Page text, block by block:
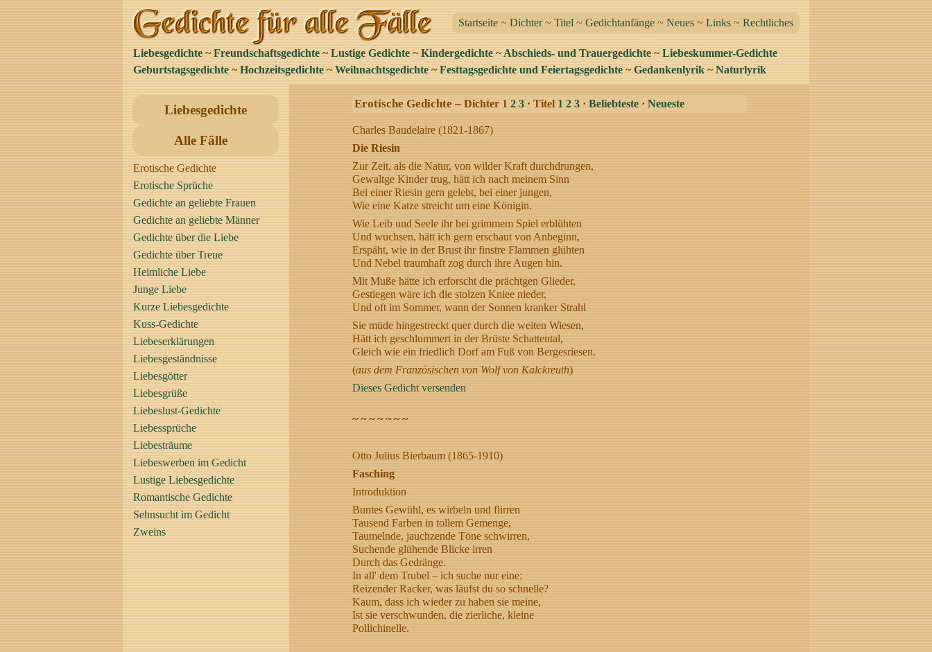
Startseite ~ Dichter~ Titel ~ Gedichtanfänge ~ Neues ~ Links ~ Rechtliches
Liebesgedichte ~ Freundschaftsgedichte ~ Lustige Gedichte ~ Kindergedichte ~ Abschieds- und Trauergedichte ~ Liebeskummer-Gedichte
Geburtstagsgedichte ~ Hochzeitsgedichte ~ Weihnachtsgedichte ~ Festtagsgedichte und Feiertagsgedichte ~ Gedankenlyrik ~ Naturlyrik
Erotische Gedichte – Dichter 1 2 3 · Titel 1 2 3 · Beliebteste · Neueste
Charles Baudelaire (1821-1867)
Die Riesin
Zur Zeit, als die Natur, von wilder Kraft durchdrungen,
Gewaltge Kinder trug, hätt ich nach meinem Sinn
Bei einer Riesin gern gelebt, bei einer jungen,
Wie eine Katze streicht um eine Königin.
Wie Leib und Seele ihr bei grimmem Spiel erblühten
Und wuchsen, hätt ich gern erschaut von Anbeginn,
Erspäht, wie in der Brust ihr finstre Flammen glühten
Und Nebel traumhaft zog durch ihre Augen hin.
Mit Muße hätte ich erforscht die prächtgen Glieder,
Gestiegen wäre ich die stolzen Kniee nieder,
Und oft im Sommer, wann der Sonnen kranker Strahl
Sie müde hingestreckt quer durch die weiten Wiesen,
Hätt ich geschlummert in der Brüste Schattental,
Gleich wie ein friedlich Dorf am Fuß von Bergesriesen.
(aus dem Französischen von Wolf von Kalckreuth)
Dieses Gedicht versenden
~ ~ ~ ~ ~ ~ ~
Otto Julius Bierbaum (1865-1910)
Fasching
Introduktion
Buntes Gewühl, es wirbeln und flirren
Tausend Farben in tollem Gemenge,
Taumelnde, jauchzende Töne schwirren,
Suchende glühende Blicke irren
Durch das Gedränge.
In all' dem Trubel – ich suche nur eine:
Reizender Racker, was läufst du so schnelle?
Kaum, dass ich wieder zu haben sie meine,
Ist sie verschwunden, die zierliche, kleine
Pollichinelle.
Liebesgedichte
Alle Fälle
Erotische Gedichte
Erotische Sprüche
Gedichte an geliebte Frauen
Gedichte an geliebte Männer
Gedichte über die Liebe
Gedichte über Treue
Heimliche Liebe
Junge Liebe
Kurze Liebesgedichte
Kuss-Gedichte
Liebeserklärungen
Liebesgeständnisse
Liebesgötter
Liebesgrüße
Liebeslust-Gedichte
Liebessprüche
Liebesträume
Liebeswerben im Gedicht
Lustige Liebesgedichte
Romantische Gedichte
Sehnsucht im Gedicht
Zweins